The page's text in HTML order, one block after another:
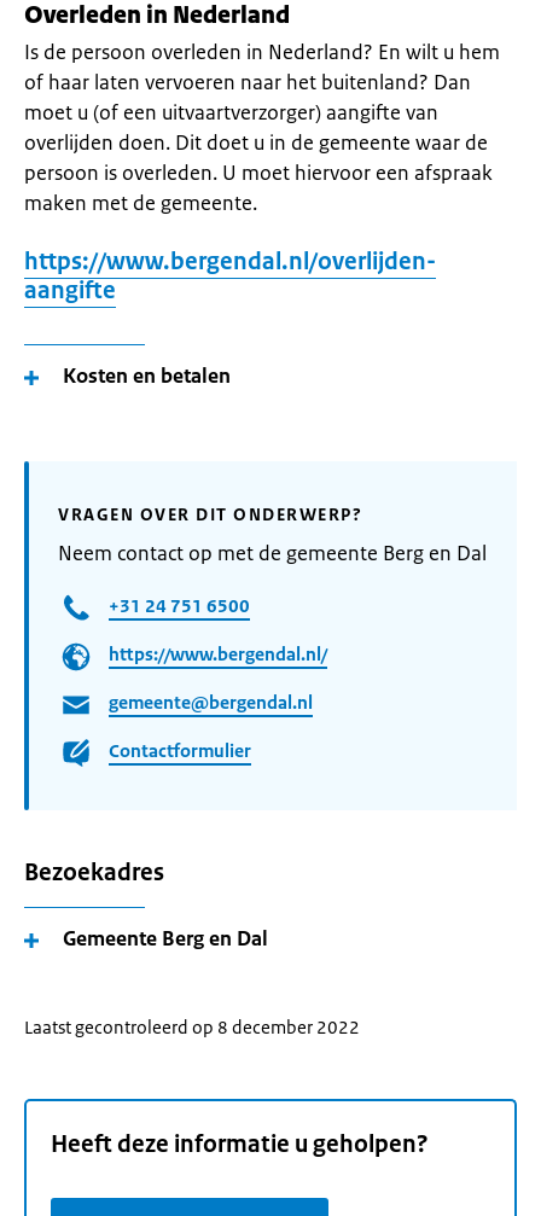
Overleden in Nederland
Is de persoon overleden in Nederland? En wilt u hem
of haar laten vervoeren naar het buitenland? Dan
moet u (of een uitvaartverzorger) aangifte van
overlijden doen. Dit doet u in de gemeente waar de
persoon is overleden. U moet hiervoor een afspraak
maken met de gemeente.
https://www.bergendal.nl/overlijden-
aangifte
Kosten en betalen
VRAGEN OVER DIT ONDERWERP?
Neem contact op met de gemeente Berg en Dal
+31 24 751 6500
https://www.bergendal.nl/
gemeente@bergendal.nl
Contactformulier
Bezoekadres
Gemeente Berg en Dal
Laatst gecontroleerd op 8 december 2022
Heeft deze informatie u geholpen?